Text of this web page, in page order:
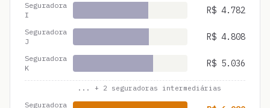
Seguradora
I
R$ 4.782
Seguradora
J
R$ 4.808
Seguradora
K
R$ 5.036
... + 2 seguradoras intermediárias
Seguradora